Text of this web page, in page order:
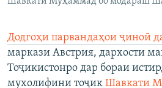
Додгоҳи парвандаҳои ҷиноӣ
маркази Австрия, дархости
Тоҷикистонро дар бораи
мухолифини тоҷик Шавкати